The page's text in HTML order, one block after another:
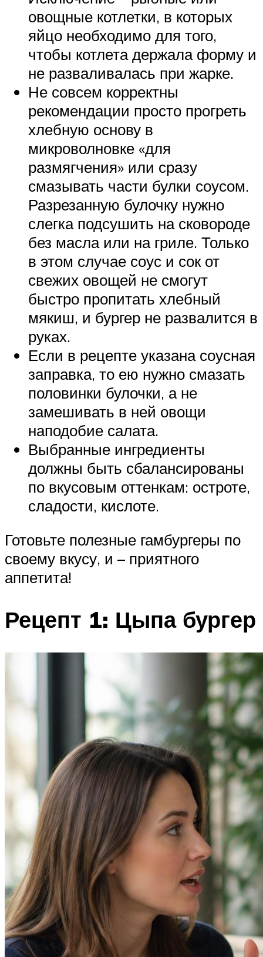
овощные котлетки, в которых
яйцо необходимо для того,
чтобы котлета держала форму и
не разваливалась при жарке.
Не совсем корректны
рекомендации просто прогреть
хлебную основу в
микроволновке «для
размягчения» или сразу
смазывать части булки соусом.
Разрезанную булочку нужно
слегка подсушить на сковороде
без масла или на гриле. Только
в этом случае соус и сок от
свежих овощей не смогут
быстро пропитать хлебный
мякиш, и бургер не развалится в
руках.
Если в рецепте указана соусная
заправка, то ею нужно смазать
половинки булочки, а не
замешивать в ней овощи
наподобие салата.
Выбранные ингредиенты
должны быть сбалансированы
по вкусовым оттенкам: остроте,
сладости, кислоте.
Готовьте полезные гамбургеры по
своему вкусу, и – приятного
аппетита!
Рецепт 1: Цыпа бургер